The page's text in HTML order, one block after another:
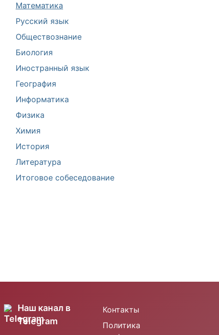
Математика
Русский язык
Обществознание
Биология
Иностранный язык
География
Информатика
Физика
Химия
История
Литература
Итоговое собеседование
Наш канал в
Telegram
Контакты
Политика